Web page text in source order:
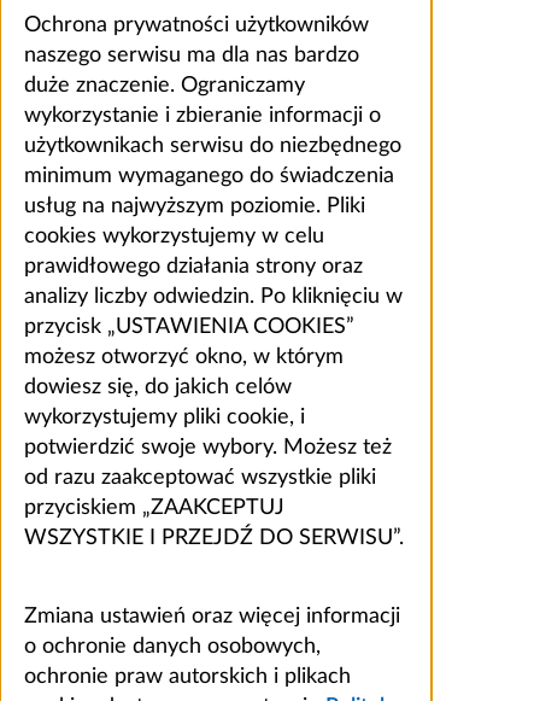
Ochrona prywatności użytkowników
naszego serwisu ma dla nas bardzo
duże znaczenie. Ograniczamy
wykorzystanie i zbieranie informacji o
użytkownikach serwisu do niezbędnego
minimum wymaganego do świadczenia
usług na najwyższym poziomie. Pliki
cookies wykorzystujemy w celu
prawidłowego działania strony oraz
analizy liczby odwiedzin. Po kliknięciu w
przycisk „USTAWIENIA COOKIES”
możesz otworzyć okno, w którym
dowiesz się, do jakich celów
wykorzystujemy pliki cookie, i
potwierdzić swoje wybory. Możesz też
od razu zaakceptować wszystkie pliki
przyciskiem „ZAAKCEPTUJ
WSZYSTKIE I PRZEJDŹ DO SERWISU”.
Zmiana ustawień oraz więcej informacji
o ochronie danych osobowych,
ochronie praw autorskich i plikach